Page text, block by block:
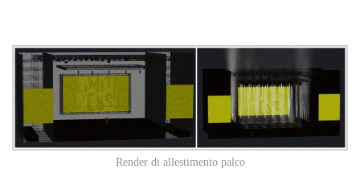
Render di allestimento palco